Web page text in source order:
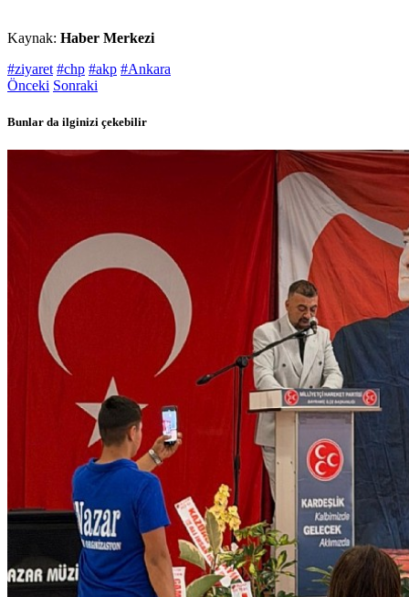
Kaynak: Haber Merkezi
#ziyaret #chp #akp #Ankara
Önceki Sonraki
Bunlar da ilginizi çekebilir